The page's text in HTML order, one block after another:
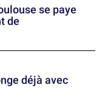
se paye
de
déjà avec